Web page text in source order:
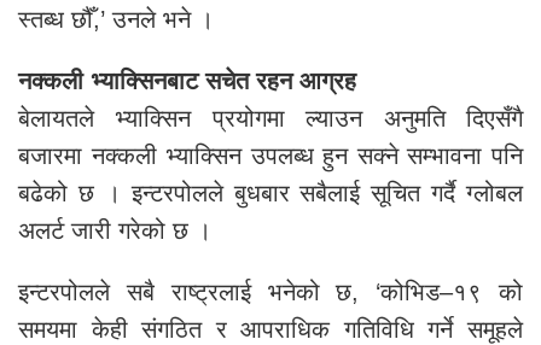
स्तब्ध छौँ,’ उनले भने ।
नक्कली भ्याक्सिनबाट सचेत रहन आग्रह
बेलायतले भ्याक्सिन प्रयोगमा ल्याउन अनुमति दिएसँगै
बजारमा नक्कली भ्याक्सिन उपलब्ध हुन सक्ने सम्भावना पनि
बढेको छ । इन्टरपोलले बुधबार सबैलाई सूचित गर्दै ग्लोबल
अलर्ट जारी गरेको छ ।
इन्टरपोलले सबै राष्ट्रलाई भनेको छ, ‘कोभिड–१९ को
समयमा केही संगठित र आपराधिक गतिविधि गर्ने समूहले